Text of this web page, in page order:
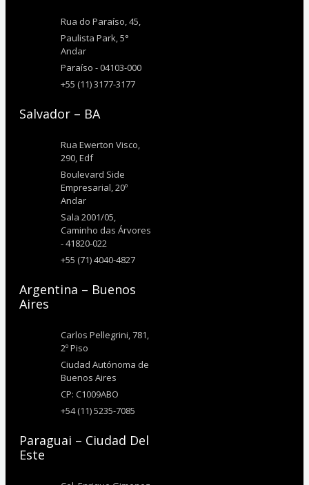
Rua do Paraíso, 45,
Paulista Park, 5°
Andar
Paraíso - 04103-000
+55 (11) 3177-3177
Salvador – BA
Rua Ewerton Visco,
290, Edf
Boulevard Side
Empresarial, 20º
Andar
Sala 2001/05,
Caminho das Árvores
- 41820-022
+55 (71) 4040-4827
Argentina – Buenos
Aires
Carlos Pellegrini, 781,
2º Piso
Ciudad Autónoma de
Buenos Aires
CP: C1009ABO
+54 (11) 5235-7085
Paraguai – Ciudad Del
Este